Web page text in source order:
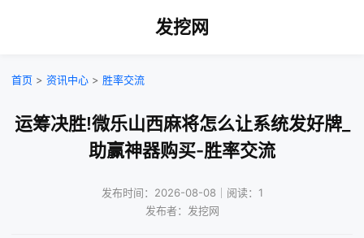
发挖网
首页 > 资讯中心 > 胜率交流
运筹决胜!微乐山西麻将怎么让系统发好牌_
助赢神器购买-胜率交流
发布时间：2026-08-08｜阅读：1
发布者：发挖网